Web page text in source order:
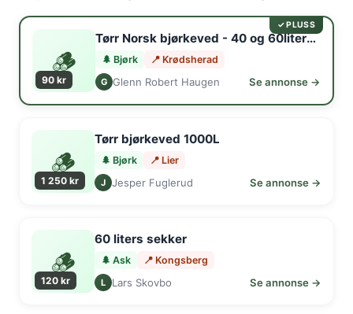
✓ PLUSS
🪵
90 kr
Tørr Norsk bjørkeved - 40 og 60litersekk
🌲 Bjørk 📍 Krødsherad
G Glenn Robert Haugen Se annonse →
🪵
1 250 kr
Tørr bjørkeved 1000L
🌲 Bjørk 📍 Lier
J Jesper Fuglerud Se annonse →
🪵
120 kr
60 liters sekker
🌲 Ask 📍 Kongsberg
L Lars Skovbo Se annonse →